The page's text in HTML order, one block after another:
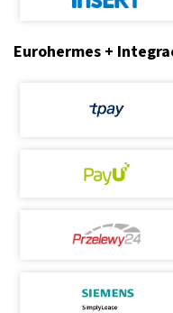
Eurohermes +